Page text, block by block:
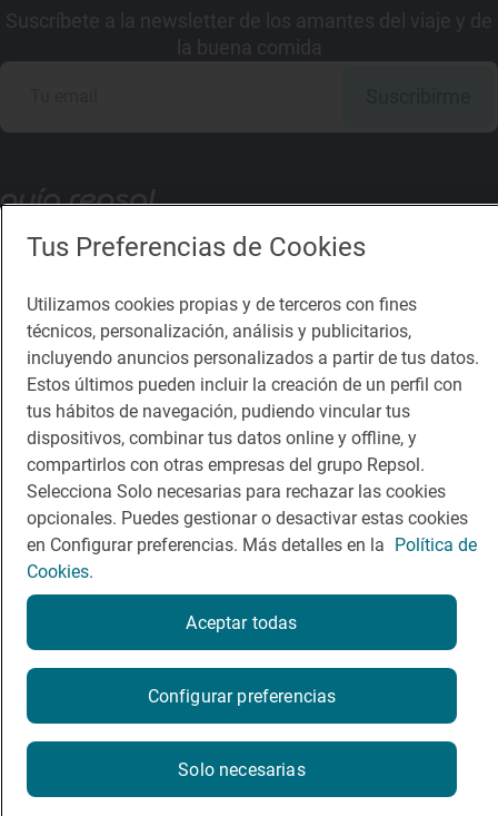
Suscríbete a la newsletter de los amantes del viaje y de
la buena comida
Descárgate la App
App Store Google Play
Guía Repsol
Comer
Viajar
Dormir
Enlaces
Contacto
Sala de prensa
Canal de ética
Política de privacidad Política de cookies Nota legal
Condiciones del servicio
- 2026
Tus Preferencias de Cookies
Utilizamos cookies propias y de terceros con fines
técnicos, personalización, análisis y publicitarios,
incluyendo anuncios personalizados a partir de tus datos.
Estos últimos pueden incluir la creación de un perfil con
tus hábitos de navegación, pudiendo vincular tus
dispositivos, combinar tus datos online y offline, y
compartirlos con otras empresas del grupo Repsol.
Selecciona Solo necesarias para rechazar las cookies
opcionales. Puedes gestionar o desactivar estas cookies
en Configurar preferencias. Más detalles en la Política de
Cookies.
Configurar preferencias
Solo necesarias
Aceptar todas